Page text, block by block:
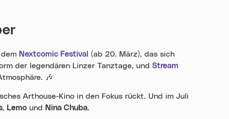
Nextcomic Festival (ab 20. März), das sich
der legendären Linzer Tanztage, und Stream
🎶
Arthouse-Kino in den Fokus rückt. Und im Juli
, Lemo und Nina Chuba.